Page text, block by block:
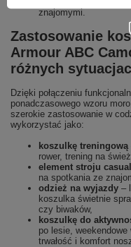
znajomymi.
Zastosowanie
Armour ABC
różnych
Dzięki połączeniu
ponadczasowego wzoru
szerokie zastosowanie w
wykorzystać jako:
koszulkę treningową
rower, trening na
element stroju
na spotkania ze
odzież na wyjazdy –
koszulka świetnie
czy biwaków,
koszulkę do
po lesie,
trwałość i komfort